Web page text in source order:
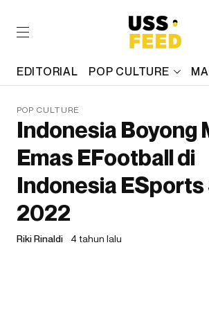
EDITORIAL POP CULTURE
POP CULTURE
Indonesia Boyong
Emas EFootball di
Indonesia
2022
Riki Rinaldi 4 tahun lalu